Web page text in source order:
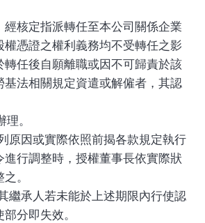
經核定指派轉任至本公司關係企業
權憑證之權利義務均不受轉任之影
轉任後自願離職或因不可歸責於該
基法相關規定資遣或解僱者，其認
。
原因或實際依照前揭各款規定執行
進行調整時，授權董事長依實際狀
。
繼承人若未能於上述期限內行使認
分即失效。